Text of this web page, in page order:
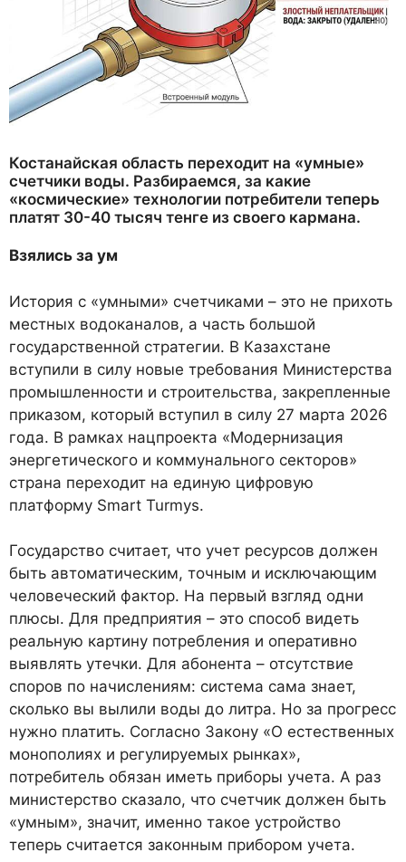
Костанайская область переходит на «умные»
счетчики воды. Разбираемся, за какие
«космические» технологии потребители теперь
платят 30-40 тысяч тенге из своего кармана.
Взялись за ум
История с «умными» счетчиками – это не прихоть
местных водоканалов, а часть большой
государственной стратегии. В Казахстане
вступили в силу новые требования Министерства
промышленности и строительства, закрепленные
приказом, который вступил в силу 27 марта 2026
года. В рамках нацпроекта «Модернизация
энергетического и коммунального секторов»
страна переходит на единую цифровую
платформу Smart Turmys.
Государство считает, что учет ресурсов должен
быть автоматическим, точным и исключающим
человеческий фактор. На первый взгляд одни
плюсы. Для предприятия – это способ видеть
реальную картину потребления и оперативно
выявлять утечки. Для абонента – отсутствие
споров по начислениям: система сама знает,
сколько вы вылили воды до литра. Но за прогресс
нужно платить. Согласно Закону «О естественных
монополиях и регулируемых рынках»,
потребитель обязан иметь приборы учета. А раз
министерство сказало, что счетчик должен быть
«умным», значит, именно такое устройство
теперь считается законным прибором учета.